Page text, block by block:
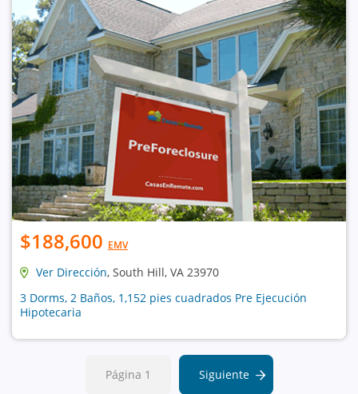
$188,600 EMV
Ver Dirección, South Hill, VA 23970
3 Dorms, 2 Baños, 1,152 pies cuadrados Pre Ejecución
Hipotecaria
Página 1 Siguiente